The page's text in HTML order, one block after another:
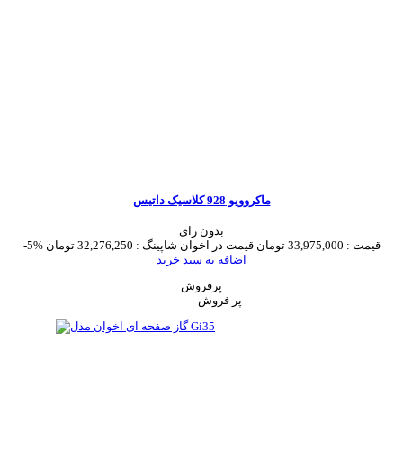
ماکروویو 928 کلاسیک داتیس
بدون رای
-5%
قیمت : 33,975,000 تومان قیمت در اخوان شاپینگ : 32,276,250 تومان
اضافه به سبد خرید
پرفروش